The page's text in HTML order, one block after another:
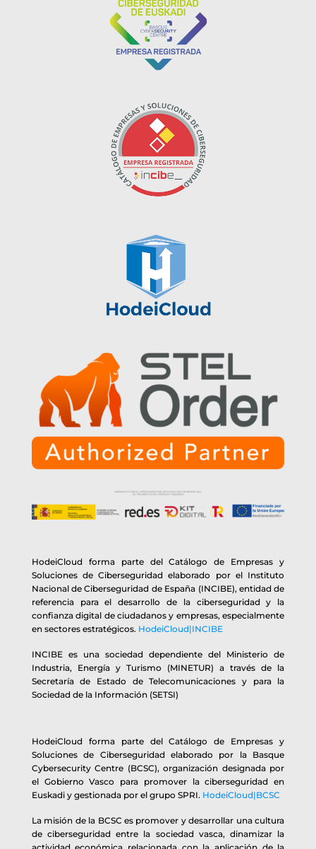
HodeiCloud forma parte del Catálogo de Empresas y
Soluciones de Ciberseguridad elaborado por el Instituto
Nacional de Ciberseguridad de España (INCIBE), entidad de
referencia para el desarrollo de la ciberseguridad y la
confianza digital de ciudadanos y empresas, especialmente
en sectores estratégicos. HodeiCloud|INCIBE
INCIBE es una sociedad dependiente del Ministerio de
Industria, Energía y Turismo (MINETUR) a través de la
Secretaría de Estado de Telecomunicaciones y para la
Sociedad de la Información (SETSI)
HodeiCloud forma parte del Catálogo de Empresas y
Soluciones de Ciberseguridad elaborado por la Basque
Cybersecurity Centre (BCSC), organización designada por
el Gobierno Vasco para promover la ciberseguridad en
Euskadi y gestionada por el grupo SPRI. HodeiCloud|BCSC
La misión de la BCSC es promover y desarrollar una cultura
de ciberseguridad entre la sociedad vasca, dinamizar la